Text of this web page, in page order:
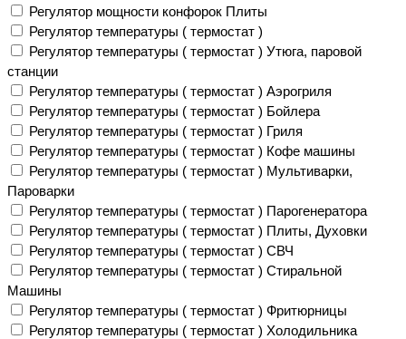
Регулятор мощности конфорок Плиты
Регулятор температуры ( термостат )
Регулятор температуры ( термостат ) Утюга, паровой
станции
Регулятор температуры ( термостат ) Аэрогриля
Регулятор температуры ( термостат ) Бойлера
Регулятор температуры ( термостат ) Гриля
Регулятор температуры ( термостат ) Кофе машины
Регулятор температуры ( термостат ) Мультиварки,
Пароварки
Регулятор температуры ( термостат ) Парогенератора
Регулятор температуры ( термостат ) Плиты, Духовки
Регулятор температуры ( термостат ) СВЧ
Регулятор температуры ( термостат ) Стиральной
Машины
Регулятор температуры ( термостат ) Фритюрницы
Регулятор температуры ( термостат ) Холодильника